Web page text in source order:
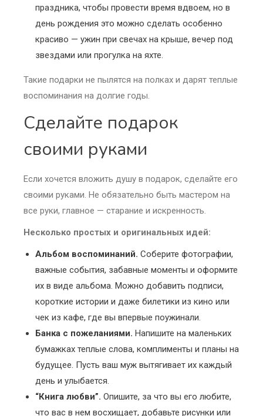
праздника, чтобы провести время вдвоем, но в
день рождения это можно сделать особенно
красиво — ужин при свечах на крыше, вечер под
звездами или прогулка на яхте.
Такие подарки не пылятся на полках и дарят теплые
воспоминания на долгие годы.
Сделайте подарок
своими руками
Если хочется вложить душу в подарок, сделайте его
своими руками. Не обязательно быть мастером на
все руки, главное — старание и искренность.
Несколько простых и оригинальных идей:
Альбом воспоминаний. Соберите фотографии,
важные события, забавные моменты и оформите
их в виде альбома. Можно добавить подписи,
короткие истории и даже билетики из кино или
чек из кафе, где вы впервые поужинали.
Банка с пожеланиями. Напишите на маленьких
бумажках теплые слова, комплименты и планы на
будущее. Пусть ваш муж вытягивает их каждый
день и улыбается.
“Книга любви”. Опишите, за что вы его любите,
что вас в нем восхищает, добавьте рисунки или